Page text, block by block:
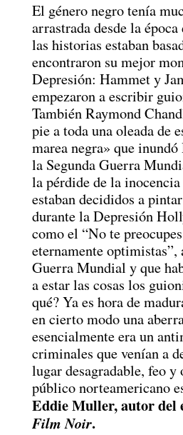
El género negro tenía
arrastrada desde la
las historias estaban
encontraron su mejor
Depresión: Hammet y
empezaron a escribir
También Raymond
pie a toda una oleada de
marea negra» que
la Segunda Guerra
la pérdide de la
estaban decididos a
durante la Depresión
como el “No te
eternamente optimistas”,
Guerra Mundial y que
a estar las cosas los
qué? Ya es hora de
en cierto modo una
esencialmente era un
criminales que venían a
lugar desagradable, feo
público norteamericano
Eddie Muller, autor del
Film Noir.